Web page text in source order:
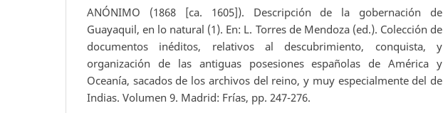
ANÓNIMO (1868 [ca. 1605]). Descripción de la gobernación de
Guayaquil, en lo natural (1). En: L. Torres de Mendoza (ed.). Colección de
documentos inéditos, relativos al descubrimiento, conquista, y
organización de las antiguas posesiones españolas de América y
Oceanía, sacados de los archivos del reino, y muy especialmente del de
Indias. Volumen 9. Madrid: Frías, pp. 247-276.